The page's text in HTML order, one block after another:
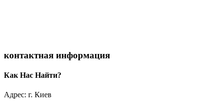
контактная информация
Как Нас Найти?
Адрес: г. Киев